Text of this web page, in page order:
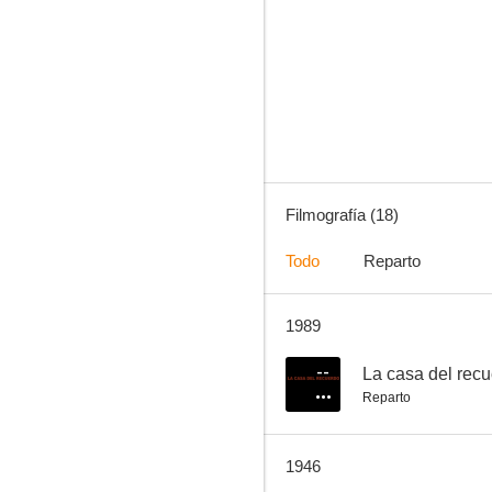
Con el dedo en el gatillo
Filmografía (18)
Todo Reparto
1989
-- La casa del
Reparto
1946